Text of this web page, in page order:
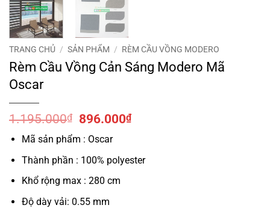
TRANG CHỦ / SẢN PHẨM / RÈM CẦU VỒNG MODERO
Rèm Cầu Vồng Cản Sáng Modero Mã
Oscar
1.195.000₫
Giá
là:
1.195.000₫.
896.000₫Giá
là:
Mã sản phẩm : Oscar
Thành phần : 100% polyester
Khổ rộng max : 280 cm
Độ dày vải: 0.55 mm